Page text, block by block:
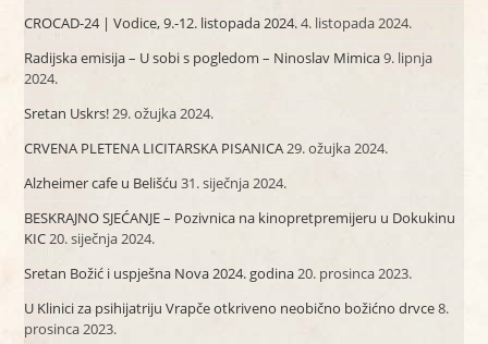
CROCAD-24 | Vodice, 9.-12. listopada 2024.4. listopada 2024.
Radijska emisija – U sobi s pogledom – Ninoslav Mimica9. lipnja
2024.
Sretan Uskrs!29. ožujka 2024.
CRVENA PLETENA LICITARSKA PISANICA29. ožujka 2024.
Alzheimer cafe u Belišću 31. siječnja 2024.
BESKRAJNO SJEĆANJE – Pozivnica na kinopretpremijeru u Dokukinu
KIC20. siječnja 2024.
Sretan Božić i uspješna Nova 2024. godina20. prosinca 2023.
U Klinici za psihijatriju Vrapče otkriveno neobično božićno drvce8.
prosinca 2023.